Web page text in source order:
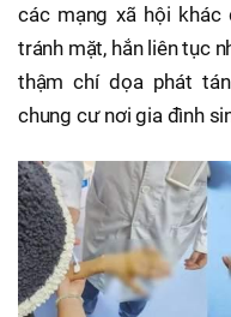
các mạng xã hội khác
tránh mặt, hắn liên tục
thậm chí dọa phát
chung cư nơi gia đình